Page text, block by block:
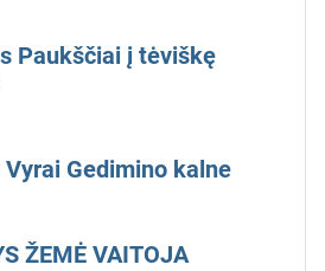
Paukščiai į tėviškę
Vyrai Gedimino kalne
ŽEMĖ VAITOJA